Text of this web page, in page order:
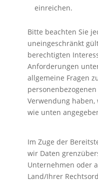
einreichen.
Bitte beachten Sie
uneingeschränkt
berechtigten
Anforderungen
allgemeine Fragen
Verwendung
wie unten
Im Zuge der
wir Daten
Unternehmen oder
Land/Ihrer